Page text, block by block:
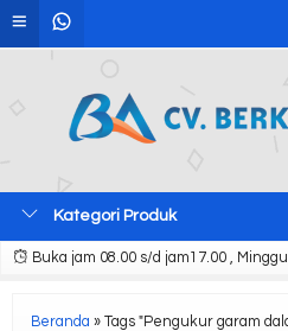
Kategori Produk
Buka jam 08.00 s/d jam17.00 ,
Beranda » Tags "Pengukur garam